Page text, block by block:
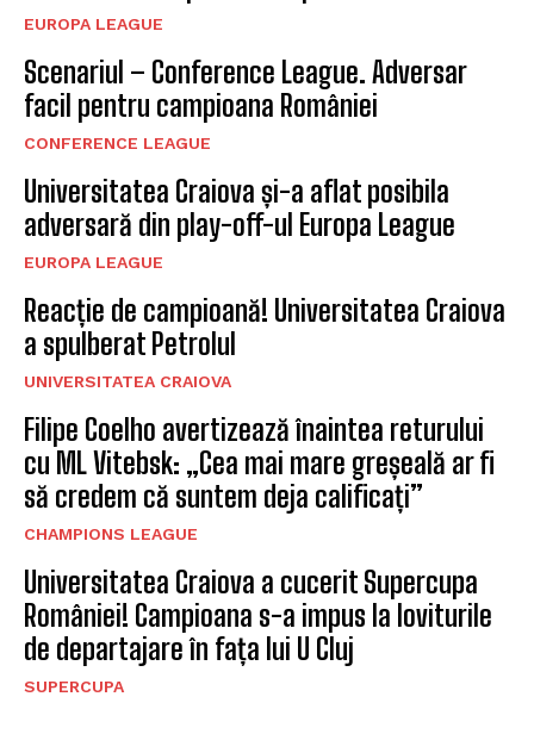
EUROPA LEAGUE
Scenariul – Conference League. Adversar
facil pentru campioana României
CONFERENCE LEAGUE
Universitatea Craiova și-a aflat posibila
adversară din play-off-ul Europa League
EUROPA LEAGUE
Reacție de campioană! Universitatea Craiova
a spulberat Petrolul
UNIVERSITATEA CRAIOVA
Filipe Coelho avertizează înaintea returului
cu ML Vitebsk: „Cea mai mare greșeală ar fi
să credem că suntem deja calificați”
CHAMPIONS LEAGUE
Universitatea Craiova a cucerit Supercupa
României! Campioana s-a impus la loviturile
de departajare în fața lui U Cluj
SUPERCUPA